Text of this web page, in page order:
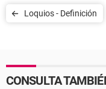
Loquios - Definición
CONSULTA